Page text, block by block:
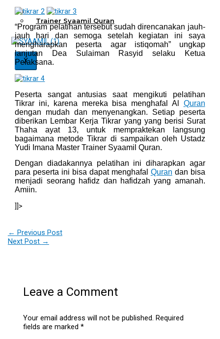
Apa itu Pelatihan Quran?
Trainer Syaamil Quran
X
“Program pelatihan tersebut sudah direncanakan jauh-
jauh hari dan semoga setelah kegiatan ini saya
mengharapkan peserta agar istiqomah” ungkap
lanjutan Dea Sulaiman Rasyid selaku Ketua
Pelaksana.
Peserta sangat antusias saat mengikuti pelatihan
Tikrar ini, karena mereka bisa menghafal Al Quran
dengan mudah dan menyenangkan. Setiap peserta
diberikan Lembar Kerja Tikrar yang yang berisi Surat
Thaha ayat 13, untuk mempraktekan langsung
bagaimana metode Tikrar di sampaikan oleh Ustadz
Yudi Imana Master Trainer Syaamil Quran.
Dengan diadakannya pelatihan ini diharapkan agar
para peserta ini bisa dapat menghafal Quran dan bisa
menjadi seorang hafidz dan hafidzah yang amanah.
Amiin.
]]>
← Previous Post
Next Post →
Leave a Comment
Your email address will not be published. Required
fields are marked*